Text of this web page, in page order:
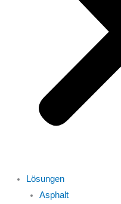
Lösungen
Asphalt